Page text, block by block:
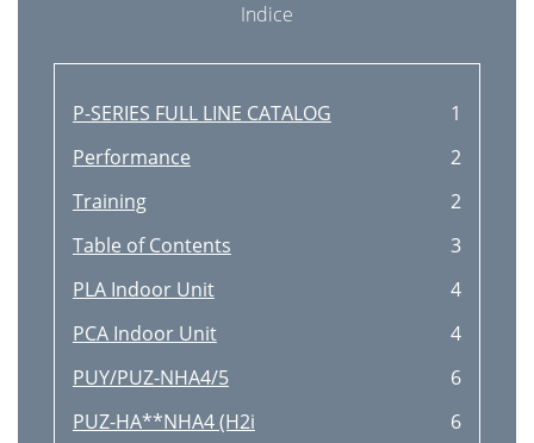
Indice
P-SERIES FULL LINE CATALOG
1
Performance
2
Training
2
Table of Contents
3
PLA Indoor Unit
4
PCA Indoor Unit
4
PUY/PUZ-NHA4/5
6
PUZ-HA**NHA4 (H2i
6